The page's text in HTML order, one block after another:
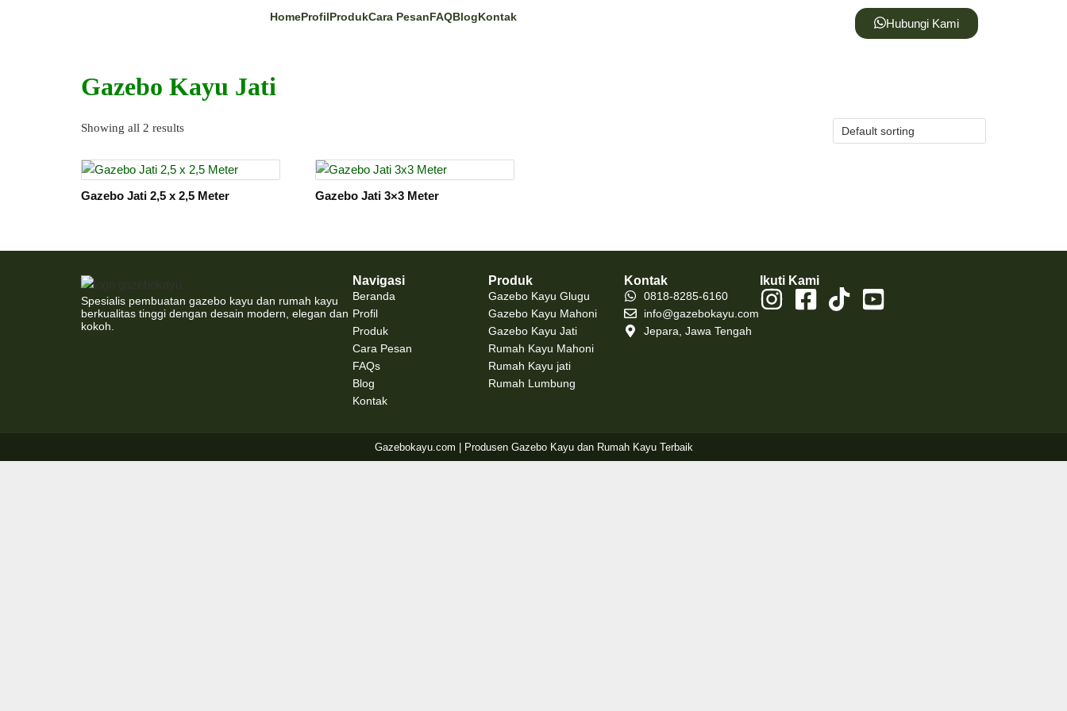
HomeProfilProdukCara PesanFAQBlogKontak Hubungi Kami
Gazebo Kayu Jati
Showing all 2 results
Gazebo Jati 2,5 x 2,5 Meter Gazebo Jati 3×3 Meter
Spesialis pembuatan gazebo kayu dan rumah kayu
berkualitas tinggi dengan desain modern, elegan dan
kokoh.
Navigasi
Beranda
Profil
Produk
Cara Pesan
FAQs
Blog
Kontak
Produk
Gazebo Kayu Glugu
Gazebo Kayu Mahoni
Gazebo Kayu Jati
Rumah Kayu Mahoni
Rumah Kayu jati
Rumah Lumbung
Kontak
0818-8285-6160
info@gazebokayu.com
Jepara, Jawa Tengah
Ikuti Kami
Gazebokayu.com | Produsen Gazebo Kayu dan Rumah Kayu Terbaik